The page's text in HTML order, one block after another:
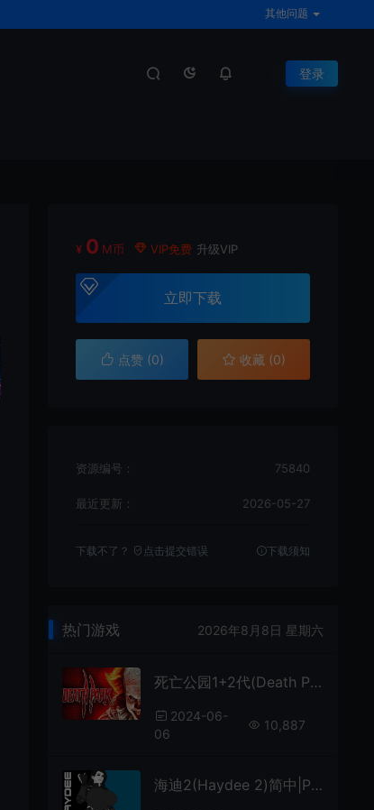
其他问题
登录
¥ 0 M币 VIP免费 升级VIP
立即下载
点赞 (0) 收藏 (0)
资源编号： 75840
最近更新： 2026-05-27
下载不了？ 点击提交错误 下载须知
热门游戏 2026年8月8日 星期六
死亡公园1+2代(Death Park 2)简中|PC|AVG|恐怖冒险求生游戏
2024-06-
06
10,887
海迪2(Haydee 2)简中|PC|AVG|第三人称动作射击游戏